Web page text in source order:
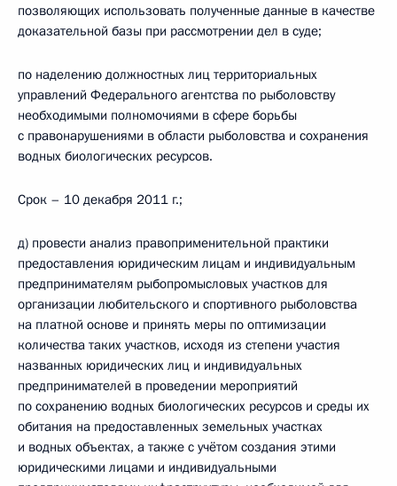
позволяющих использовать полученные данные в качестве
доказательной базы при рассмотрении дел в суде;
по наделению должностных лиц территориальных
управлений Федерального агентства по рыболовству
необходимыми полномочиями в сфере борьбы
с правонарушениями в области рыболовства и сохранения
водных биологических ресурсов.
Срок – 10 декабря 2011 г.;
д) провести анализ правоприменительной практики
предоставления юридическим лицам и индивидуальным
предпринимателям рыбопромысловых участков для
организации любительского и спортивного рыболовства
на платной основе и принять меры по оптимизации
количества таких участков, исходя из степени участия
названных юридических лиц и индивидуальных
предпринимателей в проведении мероприятий
по сохранению водных биологических ресурсов и среды их
обитания на предоставленных земельных участках
и водных объектах, а также с учётом создания этими
юридическими лицами и индивидуальными